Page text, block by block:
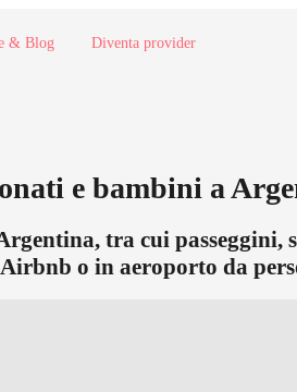
& Blog Diventa provider
e bambini a
tra cui
o in aeroporto da